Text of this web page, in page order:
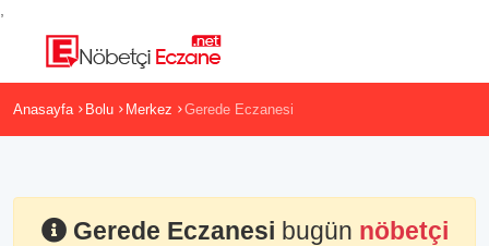
Anasayfa Bolu Merkez Gerede Eczanesi
Gerede Eczanesi bugün nöbetçi